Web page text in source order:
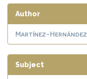
Author
Martínez-
Subject